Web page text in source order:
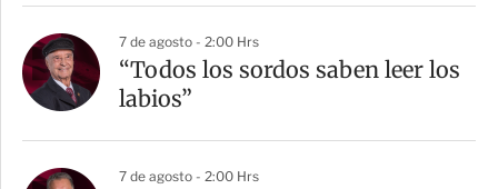
7 de agosto - 2:00 Hrs
“Todos los sordos saben leer los
labios”
7 de agosto - 2:00 Hrs